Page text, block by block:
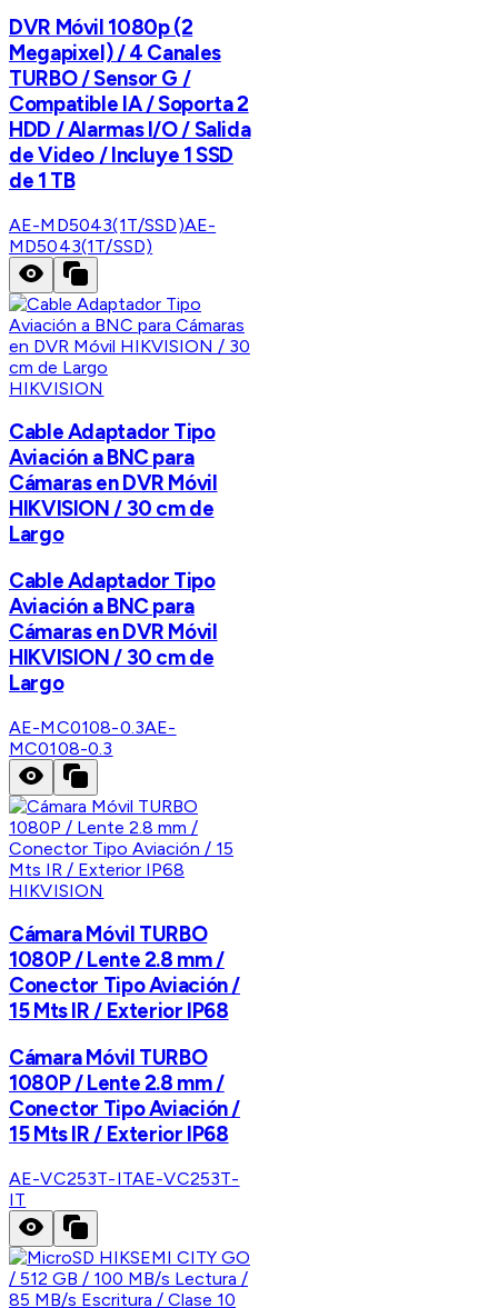
DVR Móvil 1080p (2
Megapixel) / 4 Canales
TURBO / Sensor G /
Compatible IA / Soporta 2
HDD / Alarmas I/O / Salida
de Video / Incluye 1 SSD
de 1 TB
AE-MD5043(1T/SSD)AE-
MD5043(1T/SSD)
HIKVISION
Cable Adaptador Tipo
Aviación a BNC para
Cámaras en DVR Móvil
HIKVISION / 30 cm de
Largo
Cable Adaptador Tipo
Aviación a BNC para
Cámaras en DVR Móvil
HIKVISION / 30 cm de
Largo
AE-MC0108-0.3AE-
MC0108-0.3
HIKVISION
Cámara Móvil TURBO
1080P / Lente 2.8 mm /
Conector Tipo Aviación /
15 Mts IR / Exterior IP68
Cámara Móvil TURBO
1080P / Lente 2.8 mm /
Conector Tipo Aviación /
15 Mts IR / Exterior IP68
AE-VC253T-ITAE-VC253T-
IT